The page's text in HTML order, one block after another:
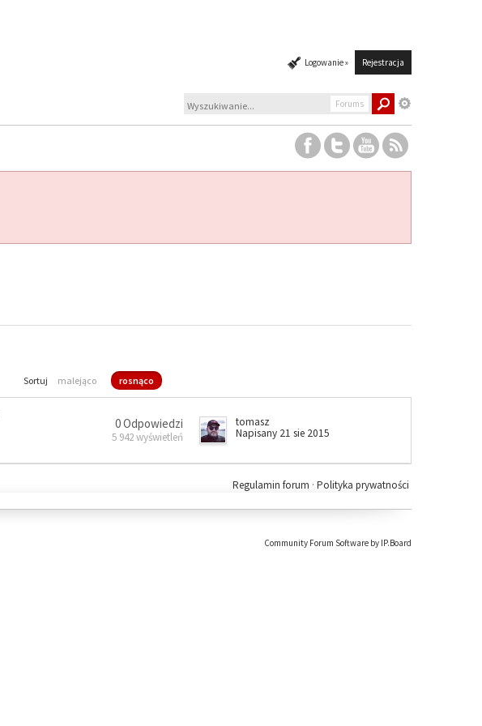
Logowanie » Rejestracja
Forums
Sortuj malejąco rosnąco
0 Odpowiedzi
5 942 wyświetleń
tomasz
Napisany 21 sie 2015
Polityka prywatności
Regulamin forum ·
Community Forum Software by IP.Board